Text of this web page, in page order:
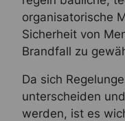
organisatorische
Sicherheit von
Brandfall zu
Da sich
unterscheiden
werden, ist es